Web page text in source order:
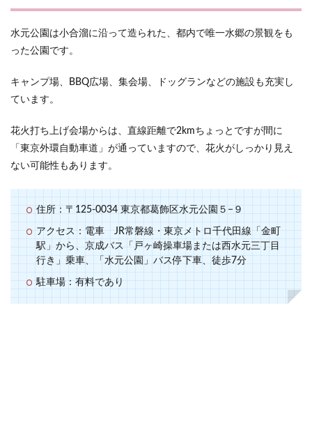
水元公園は小合溜に沿って造られた、都内で唯一水郷の景観をも
った公園です。
キャンプ場、BBQ広場、集会場、ドッグランなどの施設も充実し
ています。
花火打ち上げ会場からは、直線距離で2kmちょっとですが間に
「東京外環自動車道」が通っていますので、花火がしっかり見え
ない可能性もあります。
住所：〒125-0034 東京都葛飾区水元公園５−９
アクセス：電車 JR常磐線・東京メトロ千代田線「金町
駅」から、京成バス「戸ヶ崎操車場または西水元三丁目
行き」乗車、「水元公園」バス停下車、徒歩7分
駐車場：有料であり